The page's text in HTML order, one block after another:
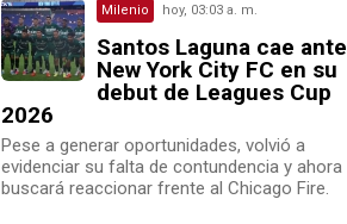
Milenio hoy, 03:03 a. m.
Santos Laguna cae ante
New York City FC en su
debut de Leagues Cup
2026
Pese a generar oportunidades, volvió a
evidenciar su falta de contundencia y ahora
buscará reaccionar frente al Chicago Fire.